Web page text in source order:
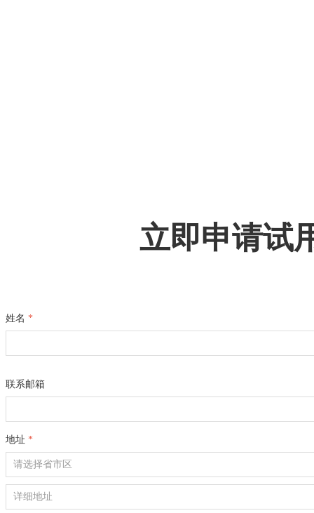
立即申请试
姓名 *
联系邮箱
地址 *